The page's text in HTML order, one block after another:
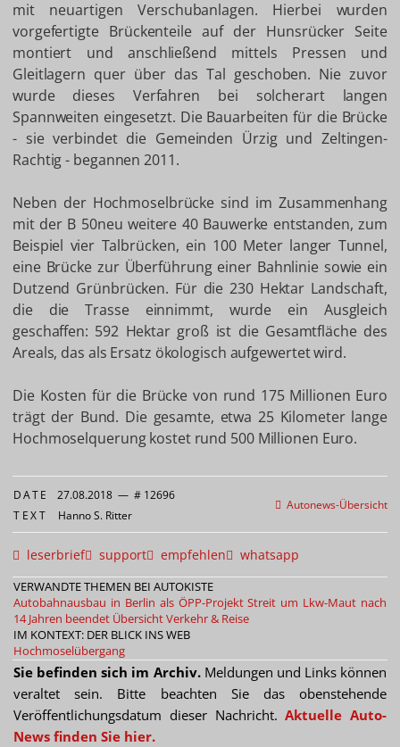
mit neuartigen Verschubanlagen. Hierbei wurden
vorgefertigte Brückenteile auf der Hunsrücker Seite
montiert und anschließend mittels Pressen und
Gleitlagern quer über das Tal geschoben. Nie zuvor
wurde dieses Verfahren bei solcherart langen
Spannweiten eingesetzt. Die Bauarbeiten für die Brücke
- sie verbindet die Gemeinden Ürzig und Zeltingen-
Rachtig - begannen 2011.
Neben der Hochmoselbrücke sind im Zusammenhang
mit der B 50neu weitere 40 Bauwerke entstanden, zum
Beispiel vier Talbrücken, ein 100 Meter langer Tunnel,
eine Brücke zur Überführung einer Bahnlinie sowie ein
Dutzend Grünbrücken. Für die 230 Hektar Landschaft,
die die Trasse einnimmt, wurde ein Ausgleich
geschaffen: 592 Hektar groß ist die Gesamtfläche des
Areals, das als Ersatz ökologisch aufgewertet wird.
Die Kosten für die Brücke von rund 175 Millionen Euro
trägt der Bund. Die gesamte, etwa 25 Kilometer lange
Hochmoselquerung kostet rund 500 Millionen Euro.
Autonews-Übersicht
DATE 27.08.2018 — # 12696
TEXT Hanno S. Ritter
leserbrief support empfehlen whatsapp
VERWANDTE THEMEN BEI AUTOKISTE
Autobahnausbau in Berlin als ÖPP-Projekt Streit um Lkw-Maut nach
14 Jahren beendet Übersicht Verkehr & Reise
IM KONTEXT: DER BLICK INS WEB
Hochmoselübergang
Sie befinden sich im Archiv.Meldungen und Links können
veraltet sein. Bitte beachten Sie das obenstehende
Veröffentlichungsdatum dieser Nachricht.Aktuelle Auto-
News finden Sie hier.